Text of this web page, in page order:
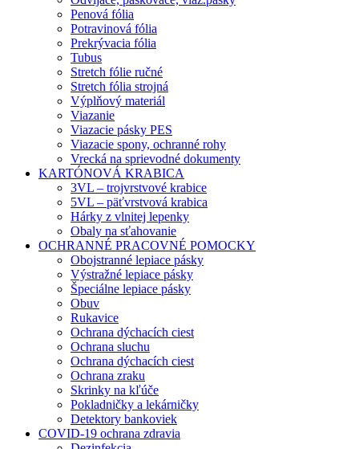
Penová fólia
Potravinová fólia
Prekrývacia fólia
Tubus
Stretch fólie ručné
Stretch fólia strojná
Výplňový materiál
Viazanie
Viazacie pásky PES
Viazacie spony, ochranné rohy
Vrecká na sprievodné dokumenty
KARTÓNOVÁ KRABICA
3VL – trojvrstvové krabice
5VL – päťvrstvová krabica
Hárky z vlnitej lepenky
Obaly na sťahovanie
OCHRANNÉ PRACOVNÉ POMOCKY
Obojstranné lepiace pásky
Výstražné lepiace pásky
Špeciálne lepiace pásky
Obuv
Rukavice
Ochrana dýchacích ciest
Ochrana sluchu
Ochrana dýchacích ciest
Ochrana zraku
Skrinky na kľúče
Pokladničky a lekárničky
Detektory bankoviek
COVID-19 ochrana zdravia